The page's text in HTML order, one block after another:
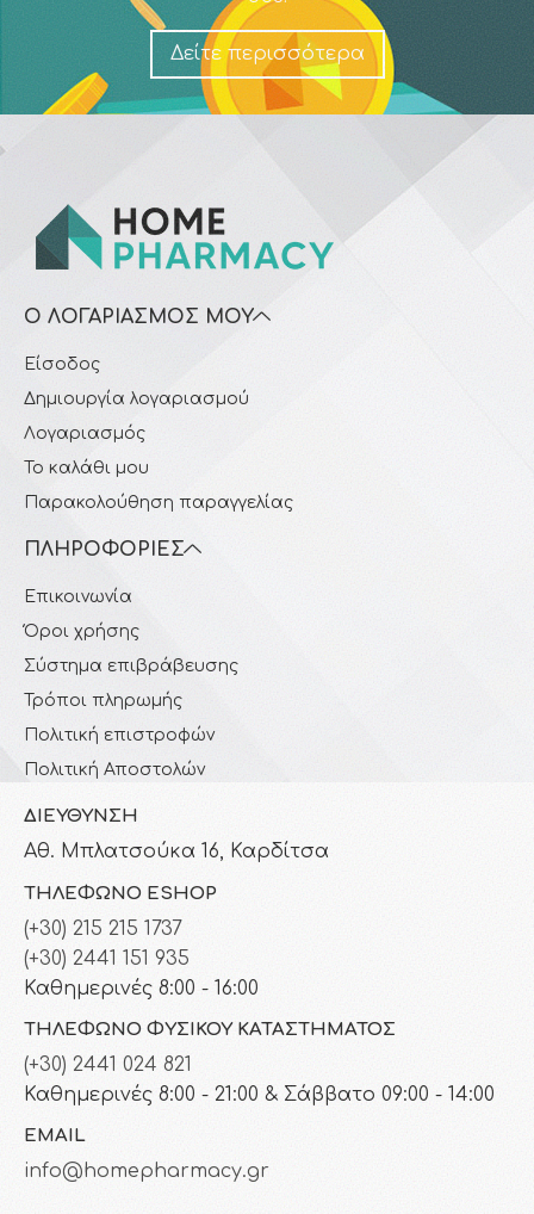
Δείτε περισσότερα
Ο ΛΟΓΑΡΙΑΣΜΌΣ ΜΟΥ
Είσοδος
Δημιουργία λογαριασμού
Λογαριασμός
Το καλάθι μου
Παρακολούθηση παραγγελίας
ΠΛΗΡΟΦΟΡΊΕΣ
Επικοινωνία
Όροι χρήσης
Σύστημα επιβράβευσης
Τρόποι πληρωμής
Πολιτική επιστροφών
Πολιτική Αποστολών
ΔΙΕΎΘΥΝΣΗ
Αθ. Μπλατσούκα 16, Καρδίτσα
ΤΗΛΈΦΩΝΟ ESHOP
(+30) 215 215 1737
(+30) 2441 151 935
Καθημερινές 8:00 - 16:00
ΤΗΛΈΦΩΝΟ ΦΥΣΙΚΟΎ ΚΑΤΑΣΤΉΜΑΤΟΣ
(+30) 2441 024 821
Καθημερινές 8:00 - 21:00 & Σάββατο 09:00 - 14:00
EMAIL
info@homepharmacy.gr